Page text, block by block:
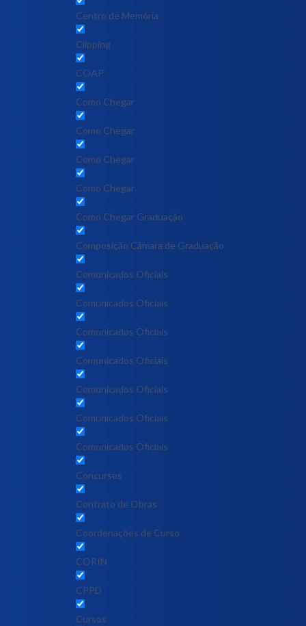
Centro de Memória
Clipping
COAP
Como Chegar
Como Chegar
Como Chegar
Como Chegar
Como Chegar Graduação
Composição Câmara de Graduação
Comunicados Oficiais
Comunicados Oficiais
Comunicados Oficiais
Comunicados Oficiais
Comunicados Oficiais
Comunicados Oficiais
Comunicados Oficiais
Concursos
Contrato de Obras
Coordenações de Curso
CORIN
CPPD
Cursos